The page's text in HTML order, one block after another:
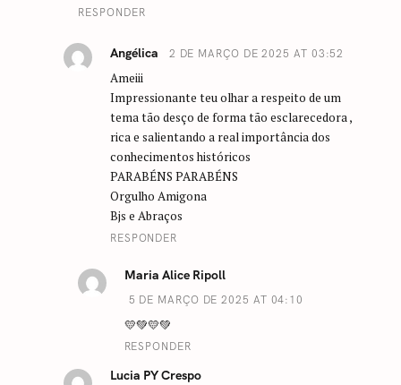
RESPONDER
Angélica 2 DE MARÇO DE 2025 AT 03:52
Ameiii
Impressionante teu olhar a respeito de um
tema tão desço de forma tão esclarecedora ,
rica e salientando a real importância dos
conhecimentos históricos
PARABÉNS PARABÉNS
Orgulho Amigona
Bjs e Abraços
RESPONDER
Maria Alice Ripoll
5 DE MARÇO DE 2025 AT 04:10
💛💚💛💚
RESPONDER
Lucia PY Crespo